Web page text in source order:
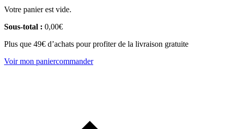
Votre panier est vide.
Sous-total : 0,00€
Plus que 49€ d’achats pour profiter de la livraison gratuite
Voir mon paniercommander